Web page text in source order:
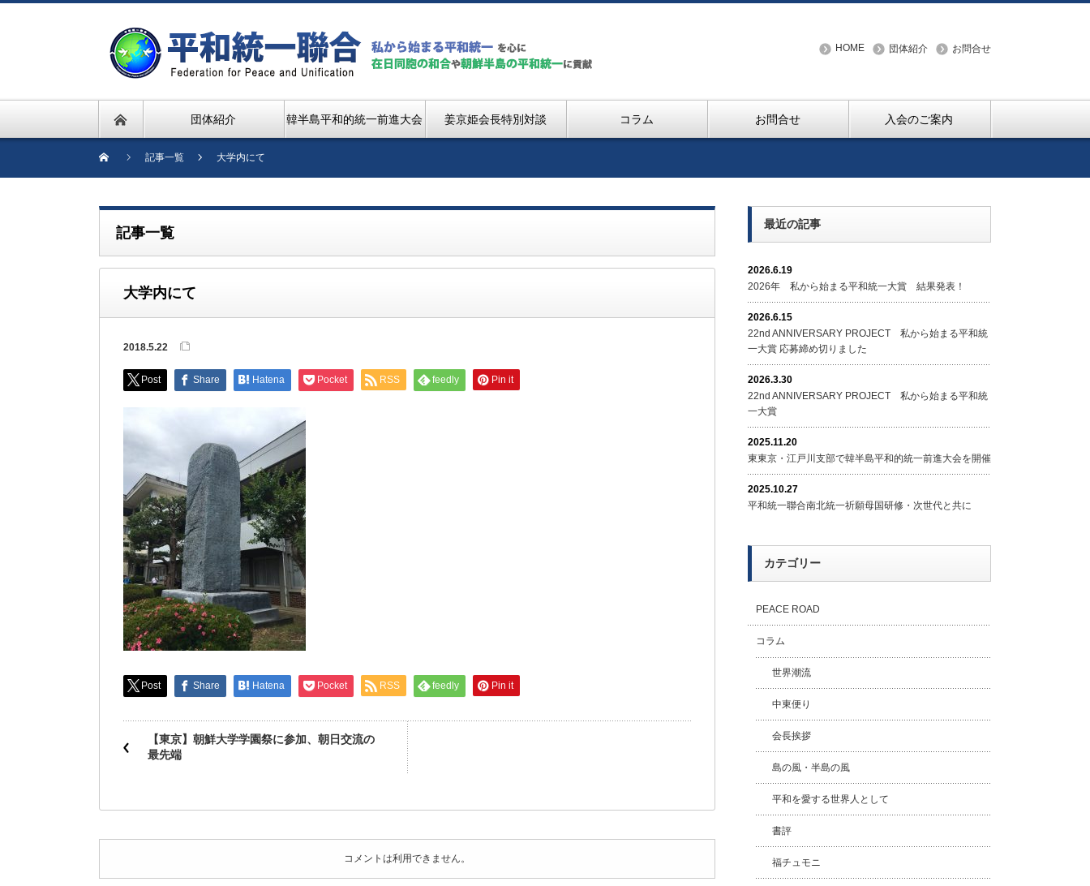
HOME 団体紹介 お問合せ
団体紹介 韓半島平和的統一前進大会 姜京姫会長特別対談 コラム お問合せ 入会のご案内
記事一覧 大学内にて
記事一覧
大学内にて
2018.5.22
Post Share Hatena Pocket RSS feedly Pin it
Post Share Hatena Pocket RSS feedly Pin it
【東京】朝鮮大学学園祭に参加、朝日交流の
最先端
コメントは利用できません。
最近の記事
2026.6.19
2026年 私から始まる平和統一大賞 結果発表！
2026.6.15
22nd ANNIVERSARY PROJECT 私から始まる平和統
一大賞 応募締め切りました
2026.3.30
22nd ANNIVERSARY PROJECT 私から始まる平和統
一大賞
2025.11.20
東東京・江戸川支部で韓半島平和的統一前進大会を開催
2025.10.27
平和統一聯合南北統一祈願母国研修・次世代と共に
カテゴリー
PEACE ROAD
コラム
世界潮流
中東便り
会長挨拶
島の風・半島の風
平和を愛する世界人として
書評
福チュモニ